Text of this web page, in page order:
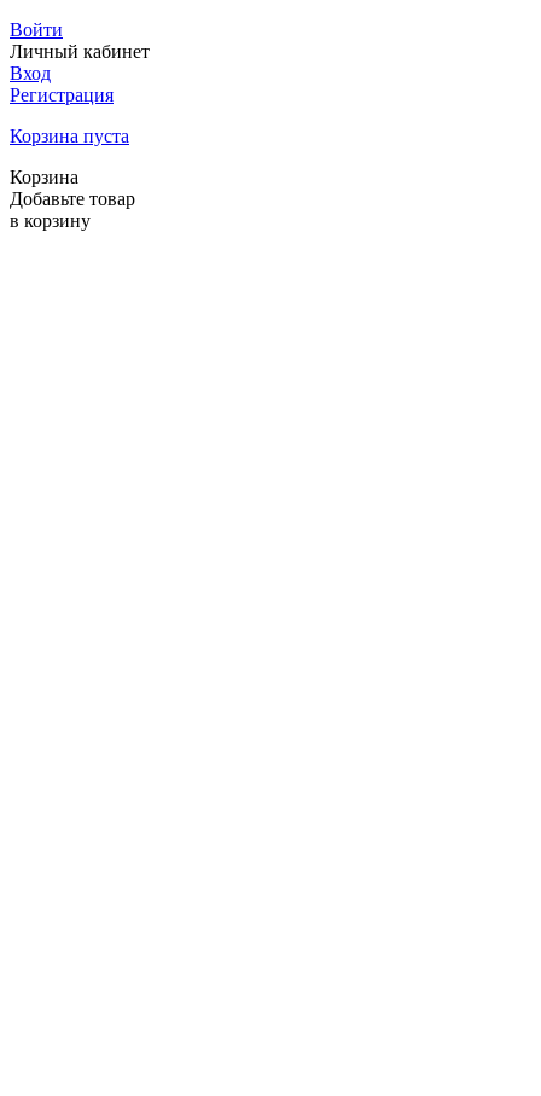
Войти
Личный кабинет
Вход
Регистрация
Корзина пуста
Корзина
Добавьте товар
в корзину